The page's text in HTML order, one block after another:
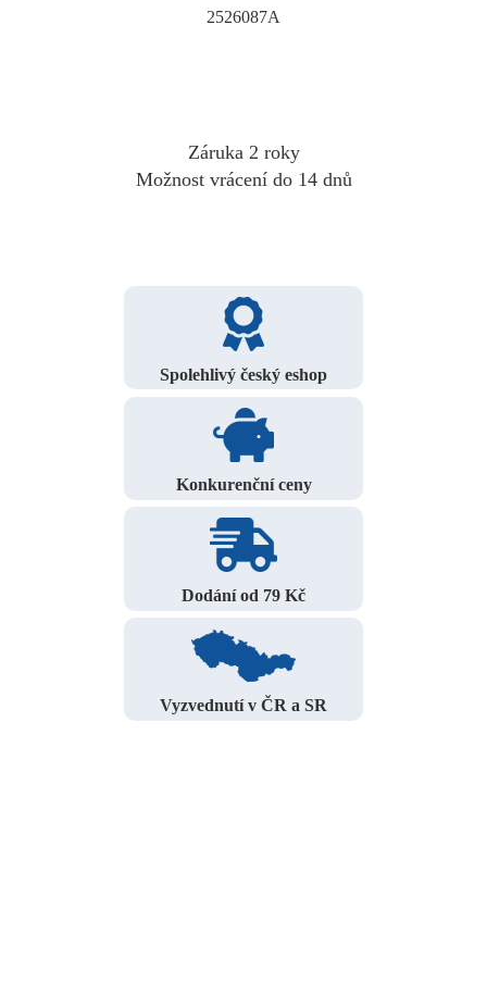
2526087A
Záruka 2 roky
Možnost vrácení do 14 dnů
Spolehlivý český eshop
Konkurenční ceny
Dodání od 79 Kč
Vyzvednutí v ČR a SR